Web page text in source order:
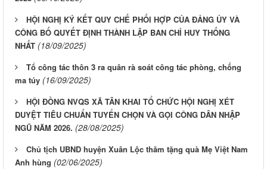
HỘI NGHỊ KÝ KẾT QUY CHẾ PHỐI HỢP CỦA ĐẢNG ỦY VÀ
CÔNG BỐ QUYẾT ĐỊNH THÀNH LẬP BAN CHỈ HUY THỐNG
NHẤT (18/09/2025)
Tổ công tác thôn 3 ra quân rà soát công tác phòng, chống
ma túy (16/09/2025)
HỘI ĐỒNG NVQS XÃ TÂN KHAI TỔ CHỨC HỘI NGHỊ XÉT
DUYỆT TIÊU CHUẨN TUYỂN CHỌN VÀ GỌI CÔNG DÂN NHẬP
NGŨ NĂM 2026. (28/08/2025)
Chủ tịch UBND huyện Xuân Lộc thăm tặng quà Mẹ Việt Nam
Anh hùng (02/06/2025)